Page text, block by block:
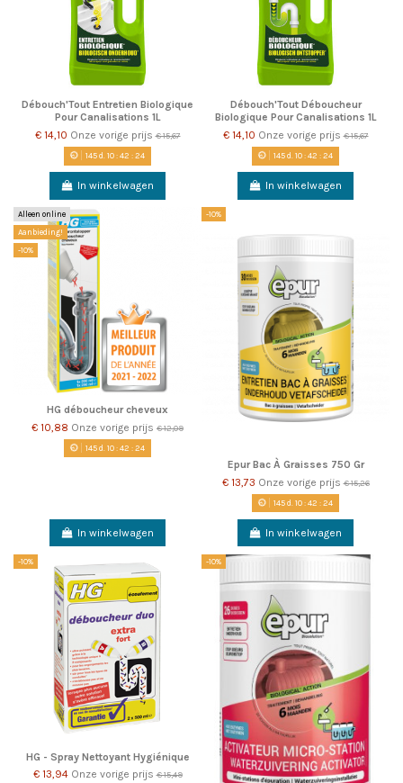
Débouch'Tout Entretien Biologique
Pour Canalisations 1L
€ 14,10 Onze vorige prijs€ 15,67
145d.10:42 :23
In winkelwagen
Débouch'Tout Déboucheur
Biologique Pour Canalisations 1L
€ 14,10 Onze vorige prijs€ 15,67
145d.10:42 :23
In winkelwagen
Alleen online
Aanbieding!
-10%
HG déboucheur cheveux
€ 10,88 Onze vorige prijs € 12,09
145d. 10:42 :23
In winkelwagen
-10%
Epur Bac À Graisses 750 Gr
€ 13,73 Onze vorige prijs€ 15,26
145d. 10:42 :23
In winkelwagen
-10%
HG - Spray Nettoyant Hygiénique
€ 13,94 Onze vorige prijs€ 15,49
-10%